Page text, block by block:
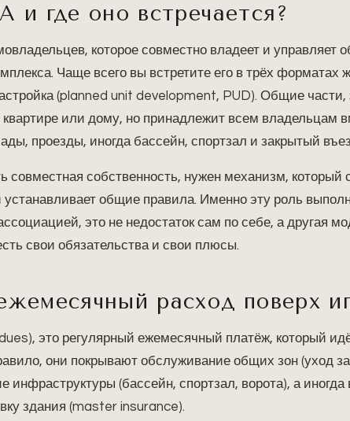
и где оно встречается?
которое совместно владеет и управляет
Чаще всего вы встретите его в трёх форматах
(planned unit development, PUD). Общие части,
или дому, но принадлежит всем владельцам
проезды, иногда бассейн, спортзал и закрытый
совместная собственность, нужен механизм, который
общие правила. Именно эту роль
это не недостаток сам по себе, а другая
свои обязательства и свои плюсы.
расход поверх
это регулярный ежемесячный платёж, который
они покрывают обслуживание общих зон (уход
инфраструктуры (бассейн, спортзал, ворота), а иногда
здания (master insurance).